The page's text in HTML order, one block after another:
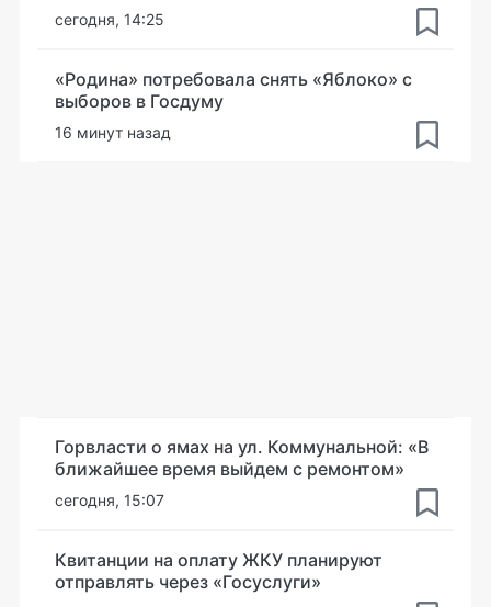
сегодня, 14:25
«Родина» потребовала снять «Яблоко» с
выборов в Госдуму
16 минут назад
Горвласти о ямах на ул. Коммунальной: «В
ближайшее время выйдем с ремонтом»
сегодня, 15:07
Квитанции на оплату ЖКУ планируют
отправлять через «Госуслуги»